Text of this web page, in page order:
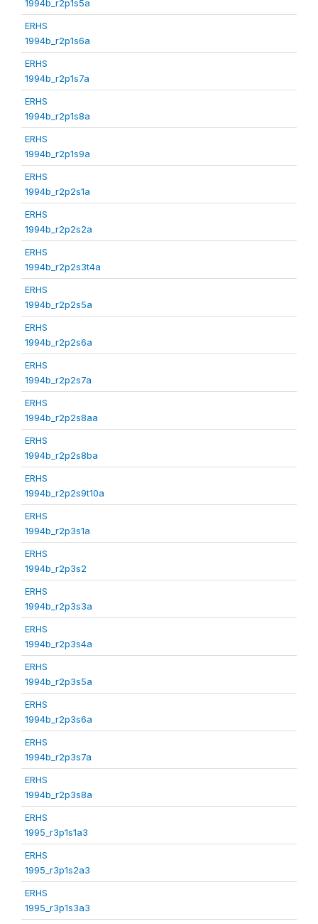
1994b_r2p1s5a
ERHS
1994b_r2p1s6a
ERHS
1994b_r2p1s7a
ERHS
1994b_r2p1s8a
ERHS
1994b_r2p1s9a
ERHS
1994b_r2p2s1a
ERHS
1994b_r2p2s2a
ERHS
1994b_r2p2s3t4a
ERHS
1994b_r2p2s5a
ERHS
1994b_r2p2s6a
ERHS
1994b_r2p2s7a
ERHS
1994b_r2p2s8aa
ERHS
1994b_r2p2s8ba
ERHS
1994b_r2p2s9t10a
ERHS
1994b_r2p3s1a
ERHS
1994b_r2p3s2
ERHS
1994b_r2p3s3a
ERHS
1994b_r2p3s4a
ERHS
1994b_r2p3s5a
ERHS
1994b_r2p3s6a
ERHS
1994b_r2p3s7a
ERHS
1994b_r2p3s8a
ERHS
1995_r3p1s1a3
ERHS
1995_r3p1s2a3
ERHS
1995_r3p1s3a3